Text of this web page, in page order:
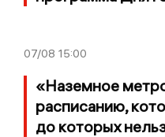
07/08 15:00
«Наземное
расписанию,
до которых